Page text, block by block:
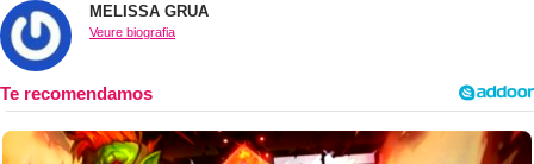
MELISSA GRUA
Veure biografia